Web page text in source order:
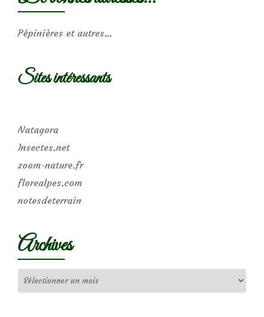
Pépinières et autres…
Sites intéressants
Natagora
Insectes.net
zoom-nature.fr
florealpes.com
notesdeterrain
Archives